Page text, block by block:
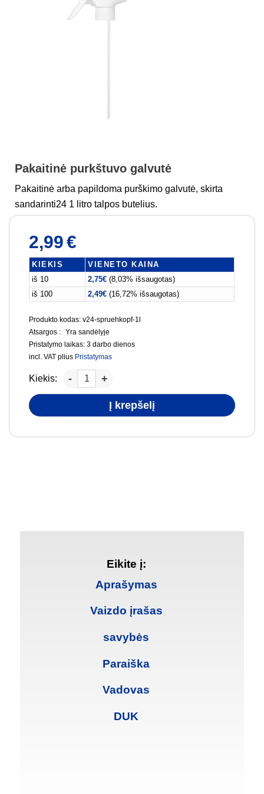
Pakaitinė purkštuvo galvutė
Pakaitinė arba papildoma purškimo galvutė, skirta
sandarinti24 1 litro talpos butelius.
2,99€
KIEKIS
VIENETO KAINA
iš 10
2,75€ (8,03% išsaugotas)
iš 100
2,49€ (16,72% išsaugotas)
Produkto kodas: v24-spruehkopf-1l
Atsargos :
Yra sandėlyje
Pristatymo laikas:3 darbo dienos
incl. VAT plius Pristatymas
Kiekis:
Į krepšelį
Eikite į:
Aprašymas
Vaizdo įrašas
savybės
Paraiška
Vadovas
DUK